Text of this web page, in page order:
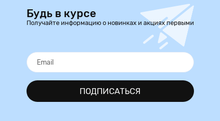
Будь в курсе
Получайте информацию о новинках и акциях первыми
ПОДПИСАТЬСЯ